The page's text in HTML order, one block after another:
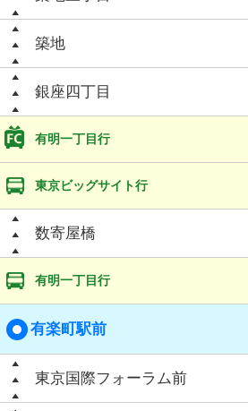
築地
銀座四丁目
有明一丁目行
東京ビッグサイト行
数寄屋橋
有明一丁目行
有楽町駅前
東京国際フォーラム前